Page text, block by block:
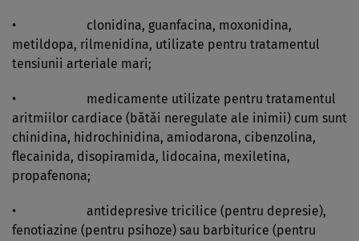
• clonidina, guanfacina, moxonidina,
metildopa, rilmenidina, utilizate pentru tratamentul
tensiunii arteriale mari;
• medicamente utilizate pentru tratamentul
aritmiilor cardiace (bătăi neregulate ale inimii) cum sunt
chinidina, hidrochinidina, amiodarona, cibenzolina,
flecainida, disopiramida, lidocaina, mexiletina,
propafenona;
• antidepresive tricilice (pentru depresie),
fenotiazine (pentru psihoze) sau barbiturice (pentru